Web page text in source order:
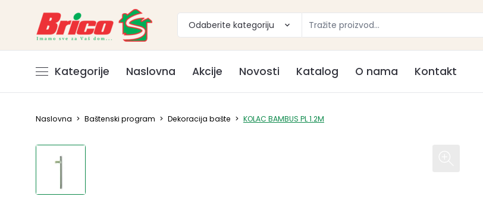
Odaberite kategoriju
Kategorije Naslovna Akcije Novosti Katalog O nama Kontakt
Naslovna > Baštenski program > Dekoracija bašte > KOLAC BAMBUS PL 1.2M